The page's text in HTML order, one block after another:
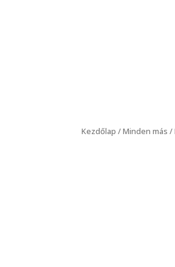
Kezdőlap /Minden más /